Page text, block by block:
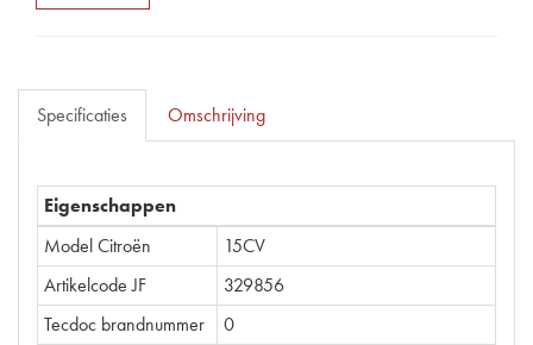
Specificaties Omschrijving
Eigenschappen
Model Citroën
15CV
Artikelcode JF
329856
Tecdoc brandnummer
0